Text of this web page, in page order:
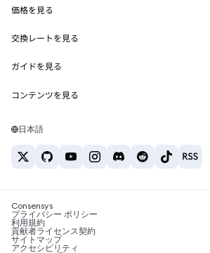
MetaMask Connect
Snaps
Web3サービス
セキュリティ
サポート
キャリア
お問い合わせ
価格を見る
イーサリアムの価格
Solanaの価格
Tetherの価格
交換レートを見る
ETH→USD
USDT→INR
BTC→INR
ETH→USDT
ガイドを見る
ETHの購入
USDTの購入
SHIBの購入
BNBの購入
コンテンツを見る
Solanaウォレット
税制関連ニュース
暗号資産の購入方法は？
日本語
Consensys
プライバシー ポリシー
利用規約
貢献者ライセンス契約
サイトマップ
アクセシビリティ